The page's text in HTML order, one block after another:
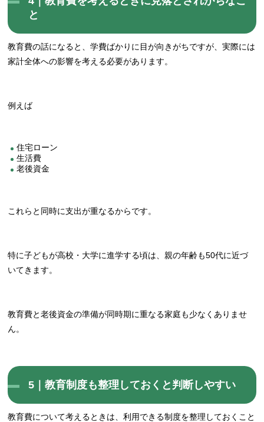
と
教育費の話になると、学費ばかりに目が向きがちですが、実際には
家計全体への影響を考える必要があります。
例えば
住宅ローン
生活費
老後資金
これらと同時に支出が重なるからです。
特に子どもが高校・大学に進学する頃は、親の年齢も50代に近づ
いてきます。
教育費と老後資金の準備が同時期に重なる家庭も少なくありませ
ん。
5｜教育制度も整理しておくと判断しやすい
教育費について考えるときは、利用できる制度を整理しておくこと